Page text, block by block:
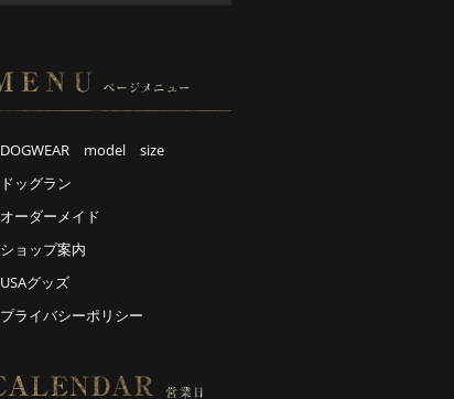
DOGWEAR model size
ドッグラン
オーダーメイド
ショップ案内
USAグッズ
プライバシーポリシー